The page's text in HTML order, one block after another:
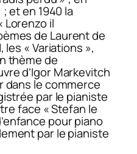
; et en 1940 la
il
de Laurent de
les « Variations »,
thème de
d’Igor Markevitch
dans le commerce
par le pianiste
face « Stefan le
pour piano
par le pianiste